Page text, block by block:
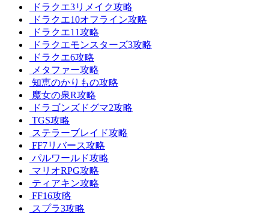
ドラクエ3リメイク攻略
ドラクエ10オフライン攻略
ドラクエ11攻略
ドラクエモンスターズ3攻略
ドラクエ6攻略
メタファー攻略
知恵のかりもの攻略
魔女の泉R攻略
ドラゴンズドグマ2攻略
TGS攻略
ステラーブレイド攻略
FF7リバース攻略
パルワールド攻略
マリオRPG攻略
ティアキン攻略
FF16攻略
スプラ3攻略